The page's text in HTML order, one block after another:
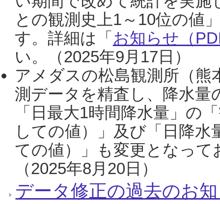
との観測史上1～10位の値
す。詳細は「 お知らせ（
い。（2025年9月17日）
アメダスの松島観測所（熊
測データを精査し、降水
「日最大1時間降水量」の
しての値）」及び「日降
ての値）」も変更となっ
（2025年8月20日）
データ修正の過去のお